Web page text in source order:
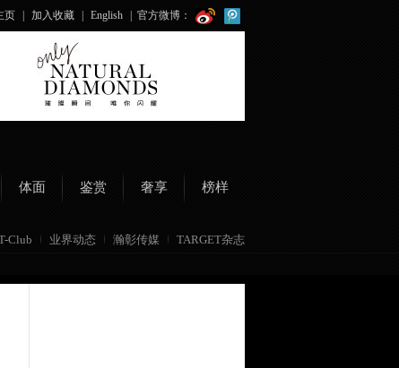
页 加入收藏 English 官方微博：
体面 鉴赏 奢享 榜样
Club 业界动态 瀚彰传媒 TARGET杂志